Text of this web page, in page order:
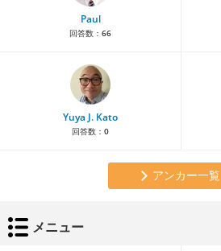
Paul
回答数： 66
Yuya J. Kato
回答数： 0
アンカー一覧
メニュー